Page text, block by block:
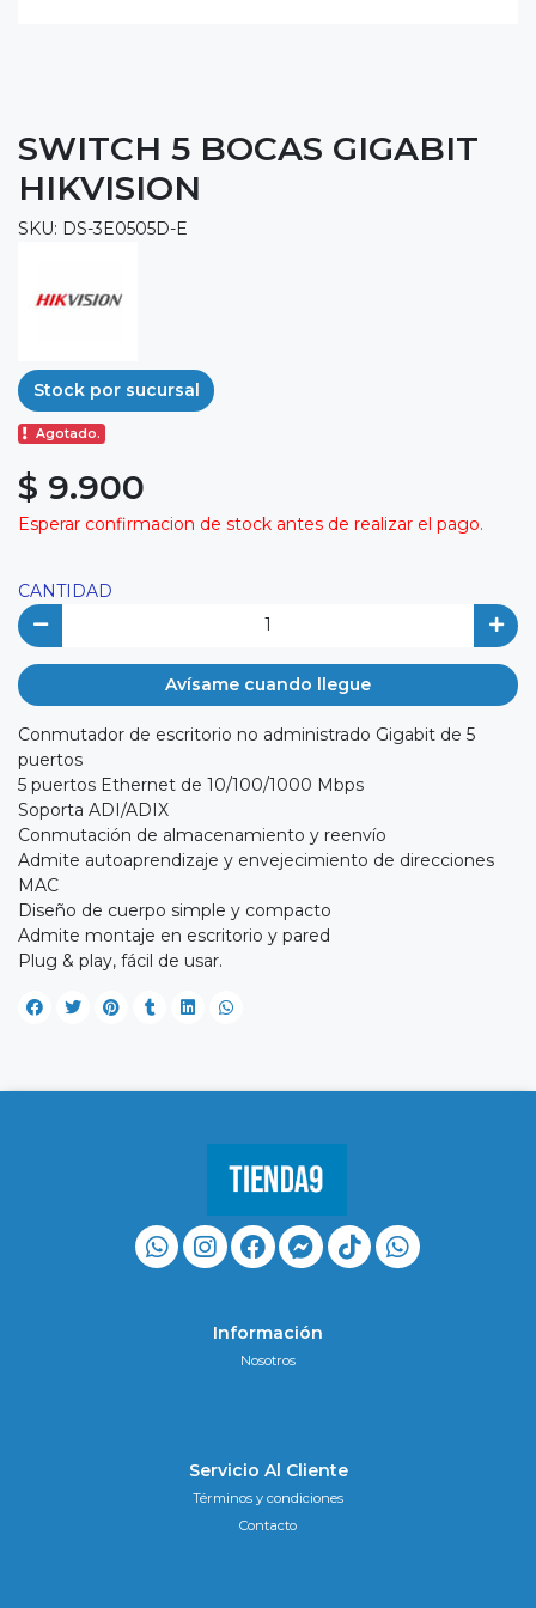
SWITCH 5 BOCAS GIGABIT
HIKVISION
SKU: DS-3E0505D-E
Stock por sucursal
Agotado.
$ 9.900
Esperar confirmacion de stock antes de realizar el pago.
CANTIDAD
Avísame cuando llegue
Conmutador de escritorio no administrado Gigabit de 5
puertos
5 puertos Ethernet de 10/100/1000 Mbps
Soporta ADI/ADIX
Conmutación de almacenamiento y reenvío
Admite autoaprendizaje y envejecimiento de direcciones
MAC
Diseño de cuerpo simple y compacto
Admite montaje en escritorio y pared
Plug & play, fácil de usar.
Información
Nosotros
Servicio Al Cliente
Términos y condiciones
Contacto